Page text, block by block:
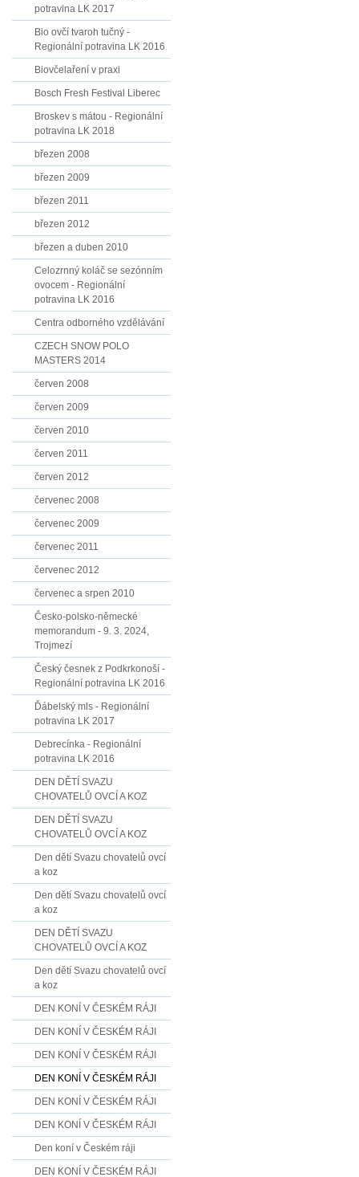
potravina LK 2017
Bio ovčí tvaroh tučný -
Regionální potravina LK 2016
Biovčelaření v praxi
Bosch Fresh Festival Liberec
Broskev s mátou - Regionální
potravina LK 2018
březen 2008
březen 2009
březen 2011
březen 2012
březen a duben 2010
Celozrnný koláč se sezónním
ovocem - Regionální
potravina LK 2016
Centra odborného vzdělávání
CZECH SNOW POLO
MASTERS 2014
červen 2008
červen 2009
červen 2010
červen 2011
červen 2012
červenec 2008
červenec 2009
červenec 2011
červenec 2012
červenec a srpen 2010
Česko-polsko-německé
memorandum - 9. 3. 2024,
Trojmezí
Český česnek z Podkrkonoší -
Regionální potravina LK 2016
Ďábelský mls - Regionální
potravina LK 2017
Debrecínka - Regionální
potravina LK 2016
DEN DĚTÍ SVAZU
CHOVATELŮ OVCÍ A KOZ
DEN DĚTÍ SVAZU
CHOVATELŮ OVCÍ A KOZ
Den dětí Svazu chovatelů ovcí
a koz
Den dětí Svazu chovatelů ovcí
a koz
DEN DĚTÍ SVAZU
CHOVATELŮ OVCÍ A KOZ
Den dětí Svazu chovatelů ovcí
a koz
DEN KONÍ V ČESKÉM RÁJI
DEN KONÍ V ČESKÉM RÁJI
DEN KONÍ V ČESKÉM RÁJI
DEN KONÍ V ČESKÉM RÁJI
DEN KONÍ V ČESKÉM RÁJI
DEN KONÍ V ČESKÉM RÁJI
Den koní v Českém ráji
DEN KONÍ V ČESKÉM RÁJI